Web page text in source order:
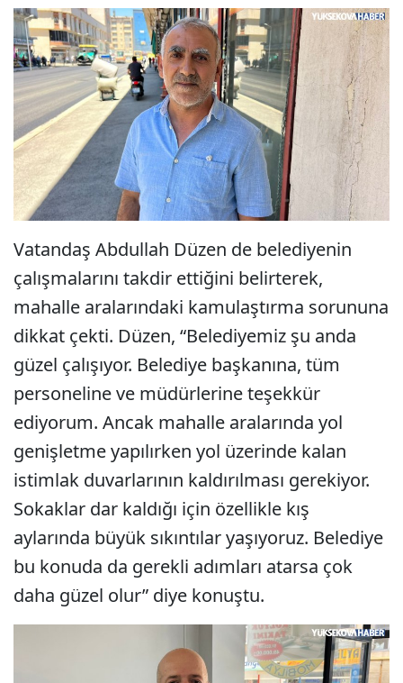
Vatandaş Abdullah Düzen de belediyenin
çalışmalarını takdir ettiğini belirterek,
mahalle aralarındaki kamulaştırma sorununa
dikkat çekti. Düzen, “Belediyemiz şu anda
güzel çalışıyor. Belediye başkanına, tüm
personeline ve müdürlerine teşekkür
ediyorum. Ancak mahalle aralarında yol
genişletme yapılırken yol üzerinde kalan
istimlak duvarlarının kaldırılması gerekiyor.
Sokaklar dar kaldığı için özellikle kış
aylarında büyük sıkıntılar yaşıyoruz. Belediye
bu konuda da gerekli adımları atarsa çok
daha güzel olur” diye konuştu.